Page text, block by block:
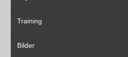
Training
Bilder